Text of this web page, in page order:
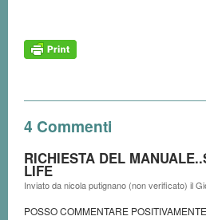
4 Commenti
RICHIESTA DEL
LIFE
Inviato danicola putignano (non verificato) il
POSSO COMMENTARE